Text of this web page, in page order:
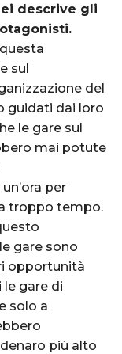
descrive gli
sul
del
guidati dai loro
le gare sul
mai potute
per
troppo tempo.
gare sono
opportunità
gare di
solo a
più alto